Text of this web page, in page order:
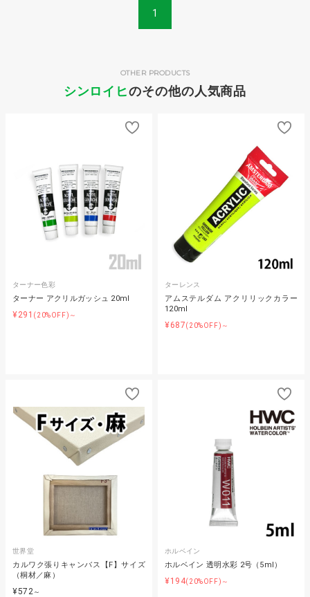
1
シンロイヒのその他の人気商品
OTHER PRODUCTS
ターナー色彩
ターナー アクリルガッシュ 20ml
¥291 (20%OFF)～
ターレンス
アムステルダム アクリリックカラー
120ml
¥687(20%OFF)～
世界堂
カルワク張りキャンバス【F】サイズ
（桐材／麻）
¥572 ～
ホルベイン
ホルベイン 透明水彩 2号（5ml）
¥194(20%OFF)～